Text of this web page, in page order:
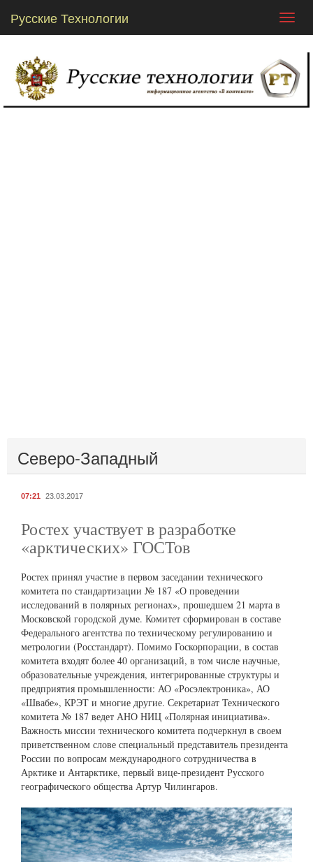
Русские Технологии
Северо-Западный
07:21 23.03.2017
Ростех участвует в разработке
«арктических» ГОСТов
Ростех принял участие в первом заседании технического
комитета по стандартизации № 187 «О проведении
исследований в полярных регионах», прошедшем 21 марта в
Московской городской думе. Комитет сформирован в составе
Федерального агентства по техническому регулированию и
метрологии (Росстандарт). Помимо Госкорпорации, в состав
комитета входят более 40 организаций, в том числе научные,
образовательные учреждения, интегрированные структуры и
предприятия промышленности: АО «Росэлектроника», АО
«Швабе», КРЭТ и многие другие. Секретариат Технического
комитета № 187 ведет АНО НИЦ «Полярная инициатива».
Важность миссии технического комитета подчеркнул в своем
приветственном слове специальный представитель президента
России по вопросам международного сотрудничества в
Арктике и Антарктике, первый вице-президент Русского
географического общества Артур Чилингаров.